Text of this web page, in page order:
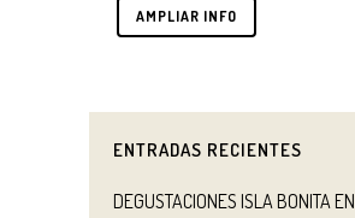
AMPLIAR INFO
ENTRADAS RECIENTES
DEGUSTACIONES ISLA BONITA EN